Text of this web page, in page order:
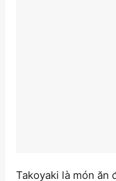
Takoyaki là món ăn